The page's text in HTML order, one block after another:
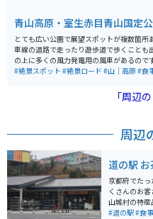
青山高原・室生赤目青山国定
とても広い公園で展望スポットが複数箇所
車線の道路で走ったり遊歩道で歩くことも
の上に多くの風力発電用の風車があるので
があり、風車を見ながらツーリングを楽しめ
#絶景スポット #絶景ロード #山｜高原#食
「周辺
周辺
道の駅
京都府でた
くさんのお
山城村の特
の他にも新鮮
#道の駅#食